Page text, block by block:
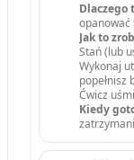
Dlaczego
Jak to
Stań (lub
Wykonaj
popełnisz
Ćwicz
Kiedy